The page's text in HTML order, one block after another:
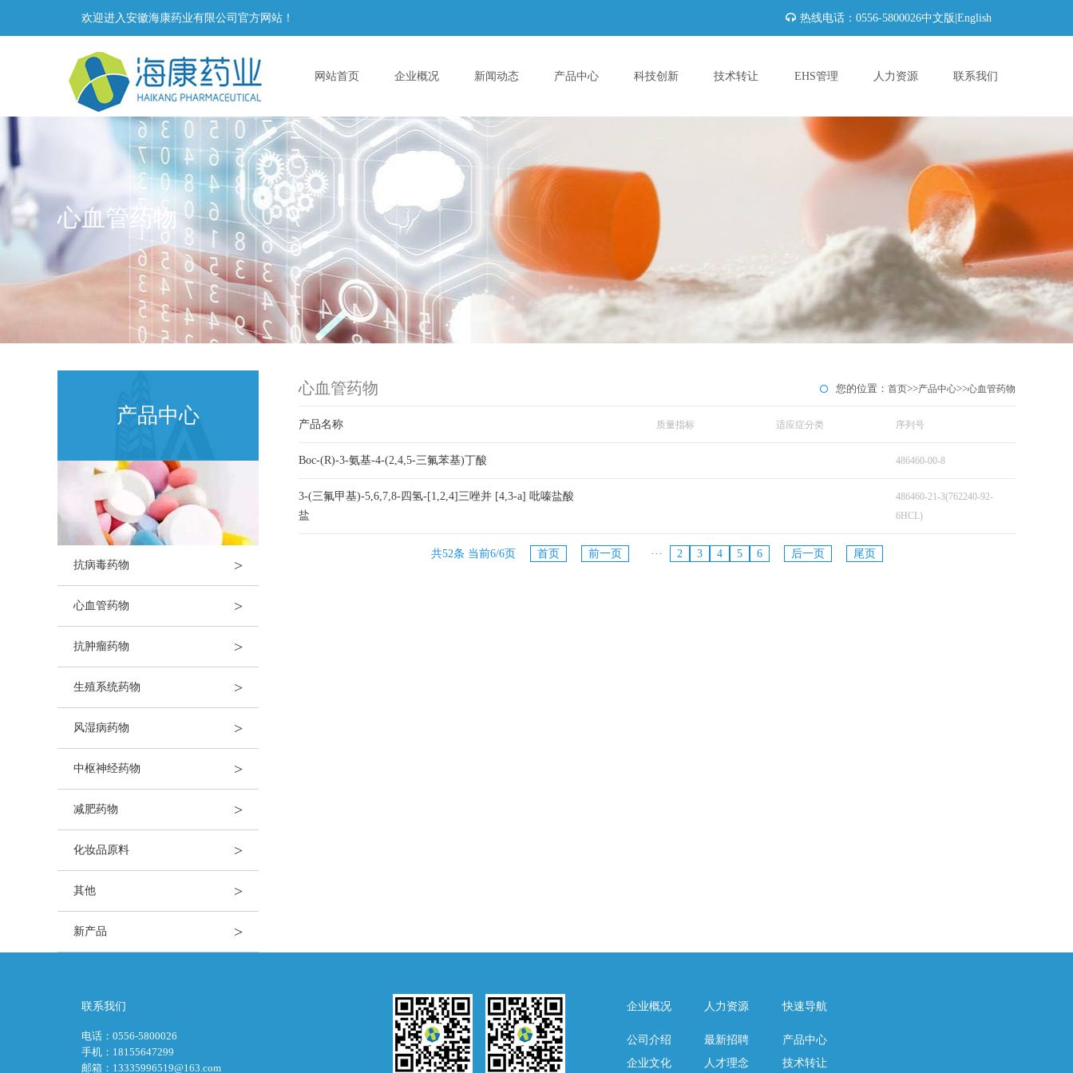
欢迎进入安徽海康药业有限公司官方网站！ 热线电话：0556-5800026中文版 English
网站首页 企业概况 新闻动态 产品中心 科技创新 技术转让 EHS管理 人力资源 联系我们
心血管药物
产品中心
抗病毒药物 >
心血管药物 >
抗肿瘤药物 >
生殖系统药物 >
风湿病药物 >
中枢神经药物 >
减肥药物 >
化妆品原料 >
其他 >
新产品 >
心血管药物 您的位置： 首页>>产品中心>>心血管药物
产品名称 序列号
适应症分类
质量指标
Boc-(R)-3-氨基-4-(2,4,5-三氟苯基)丁酸 486460-00-8
3-(三氟甲基)-5,6,7,8-四氢-[1,2,4]三唑并 [4,3-a] 吡嗪盐酸
盐
486460-21-3(762240-92-
6HCL)
共52条 当前6/6页 首页 前一页 ··· 2 3 4 5 6 后一页 尾页
联系我们
电话：0556-5800026
手机：18155647299
邮箱：13335996519@163.com
企业概况
公司介绍
企业文化
人力资源
最新招聘
人才理念
快速导航
产品中心
技术转让